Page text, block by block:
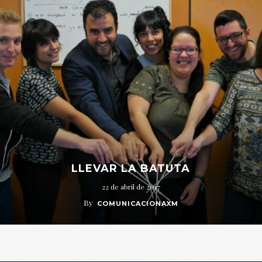
LLEVAR LA BATUTA
22 de abril de 2017
By COMUNICACIONAXM